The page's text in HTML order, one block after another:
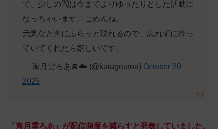
で、少しの間は今までよりゆったりとした活動に
なっちゃいます。ごめんね。
元気なときにふらっと現れるので、忘れずに待っ
ていてくれたら嬉しいです。
— 海月雲ろあ🪼☁️ (@kurageuroa) October 20,
2025
「海月雲ろあ」が配信頻度を減らすと発表していました。